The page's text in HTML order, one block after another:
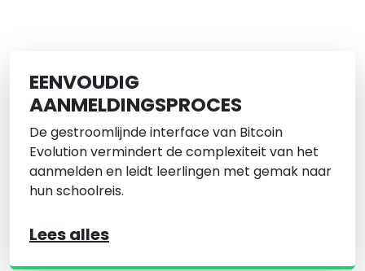
EENVOUDIG
AANMELDINGSPROCES
De gestroomlijnde interface van Bitcoin
Evolution vermindert de complexiteit van het
aanmelden en leidt leerlingen met gemak naar
hun schoolreis.
Lees alles